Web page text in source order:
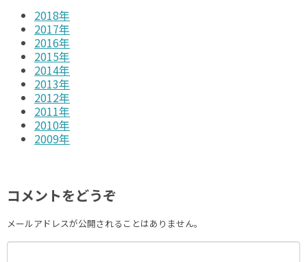
2018年
2017年
2016年
2015年
2014年
2013年
2012年
2011年
2010年
2009年
コメントをどうぞ
メールアドレスが公開されることはありません。